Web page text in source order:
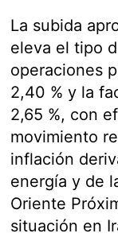
La subida
eleva el tipo
operaciones
2,40 % y la
2,65 %, con
movimiento
inflación
energía y de
Oriente
situación en